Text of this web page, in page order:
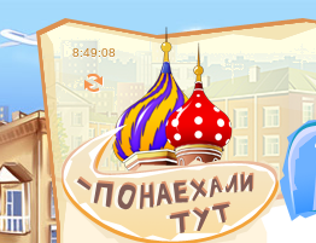
8:49:09